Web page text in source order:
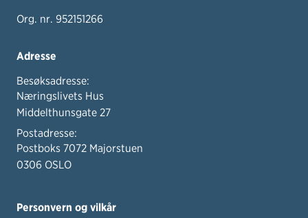
Org. nr. 952151266
Adresse
Besøksadresse:
Næringslivets Hus
Middelthunsgate 27
Postadresse:
Postboks 7072 Majorstuen
0306 OSLO
Personvern og vilkår